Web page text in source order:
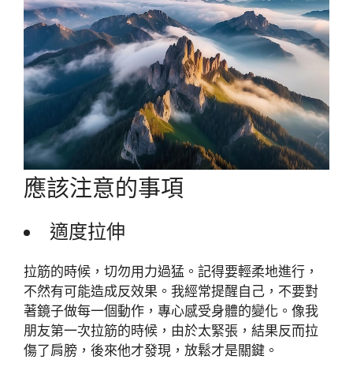
應該注意的事項
適度拉伸
拉筋的時候，切勿用力過猛。記得要輕柔地進行，
不然有可能造成反效果。我經常提醒自己，不要對
著鏡子做每一個動作，專心感受身體的變化。像我
朋友第一次拉筋的時候，由於太緊張，結果反而拉
傷了肩膀，後來他才發現，放鬆才是關鍵。